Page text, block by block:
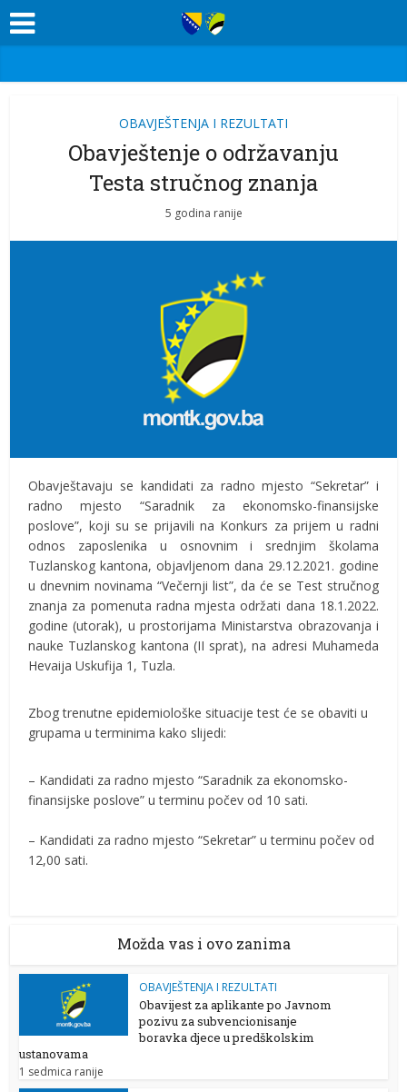
OBAVJEŠTENJA I REZULTATI
Obavještenje o održavanju
Testa stručnog znanja
5 godina ranije
Obavještavaju se kandidati za radno mjesto “Sekretar” i
radno mjesto “Saradnik za ekonomsko-finansijske
poslove”, koji su se prijavili na Konkurs za prijem u radni
odnos zaposlenika u osnovnim i srednjim školama
Tuzlanskog kantona, objavljenom dana 29.12.2021. godine
u dnevnim novinama “Večernji list”, da će se Test stručnog
znanja za pomenuta radna mjesta održati dana 18.1.2022.
godine (utorak), u prostorijama Ministarstva obrazovanja i
nauke Tuzlanskog kantona (II sprat), na adresi Muhameda
Hevaija Uskufija 1, Tuzla.
Zbog trenutne epidemiološke situacije test će se obaviti u
grupama u terminima kako slijedi:
– Kandidati za radno mjesto “Saradnik za ekonomsko-
finansijske poslove” u terminu počev od 10 sati.
– Kandidati za radno mjesto “Sekretar” u terminu počev od
12,00 sati.
Možda vas i ovo zanima
OBAVJEŠTENJA I REZULTATI
Obavijest za aplikante po Javnom
pozivu za subvencionisanje
boravka djece u predškolskim
ustanovama
1 sedmica ranije